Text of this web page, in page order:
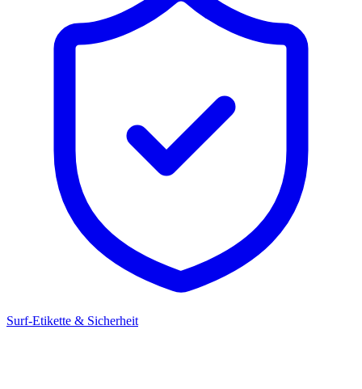
Surf-Etikette & Sicherheit